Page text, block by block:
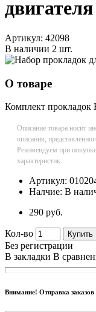
Артикул: 42098
В наличии 2 шт.
О товаре
Комплект прокладок
Описание товара носит
описания,
Рекомендуем при
характеристик.
Артикул:
Налчие: В
290 руб.
Кол-во Купить
Без регистрации
В закладки В
Внимание! Отправка заказов